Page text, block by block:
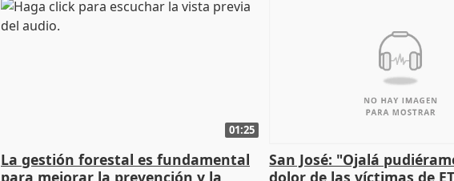
01:25
La gestión forestal es fundamental
para mejorar la prevención y la
San José: "Ojalá
dolor de las víctimas de